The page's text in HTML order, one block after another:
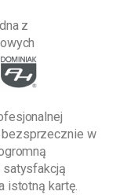
z
bezsprzecznie w
satysfakcją
istotną kartę.